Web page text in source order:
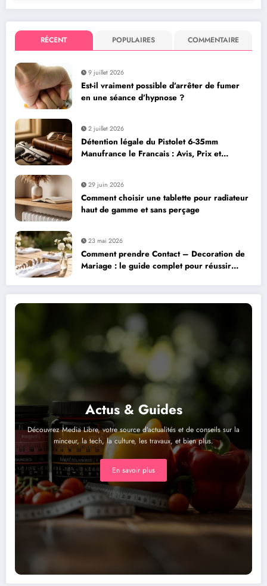
RÉCENT POPULAIRES COMMENTAIRE
9 juillet 2026
Est-il vraiment possible d’arrêter de fumer
en une séance d’hypnose ?
2 juillet 2026
Détention légale du Pistolet 6-35mm
Manufrance le Francais : Avis, Prix et
29 juin 2026
Comment choisir une tablette pour radiateur
haut de gamme et sans perçage
23 mai 2026
Comment prendre Contact – Decoration de
Mariage : le guide complet pour réussir
Actus & Guides
Découvrez Media Libre, votre source d’actualités et de conseils sur la
minceur, la tech, la culture, les travaux, et bien plus.
En savoir plus